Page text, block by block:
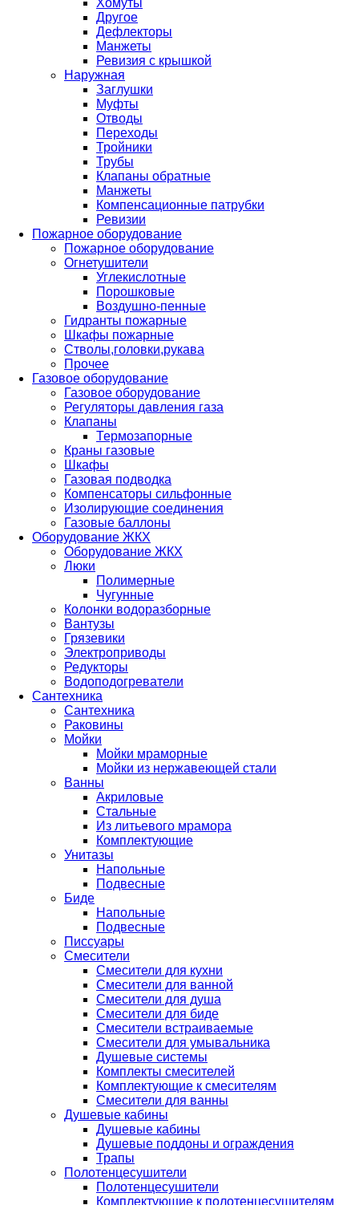
Хомуты
Другое
Дефлекторы
Манжеты
Ревизия с крышкой
Наружная
Заглушки
Муфты
Отводы
Переходы
Тройники
Трубы
Клапаны обратные
Манжеты
Компенсационные патрубки
Ревизии
Пожарное оборудование
Пожарное оборудование
Огнетушители
Углекислотные
Порошковые
Воздушно-пенные
Гидранты пожарные
Шкафы пожарные
Стволы,головки,рукава
Прочее
Газовое оборудование
Газовое оборудование
Регуляторы давления газа
Клапаны
Термозапорные
Краны газовые
Шкафы
Газовая подводка
Компенсаторы сильфонные
Изолирующие соединения
Газовые баллоны
Оборудование ЖКХ
Оборудование ЖКХ
Люки
Полимерные
Чугунные
Колонки водоразборные
Вантузы
Грязевики
Электроприводы
Редукторы
Водоподогреватели
Сантехника
Сантехника
Раковины
Мойки
Мойки мраморные
Мойки из нержавеющей стали
Ванны
Акриловые
Стальные
Из литьевого мрамора
Комплектующие
Унитазы
Напольные
Подвесные
Биде
Напольные
Подвесные
Писсуары
Смесители
Смесители для кухни
Смесители для ванной
Смесители для душа
Смесители для биде
Смесители встраиваемые
Смесители для умывальника
Душевые системы
Комплекты смесителей
Комплектующие к смесителям
Смесители для ванны
Душевые кабины
Душевые кабины
Душевые поддоны и ограждения
Трапы
Полотенцесушители
Полотенцесушители
Комплектующие к полотенцесушителям